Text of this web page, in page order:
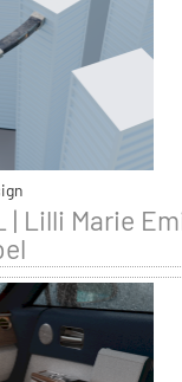
| Lilli Marie